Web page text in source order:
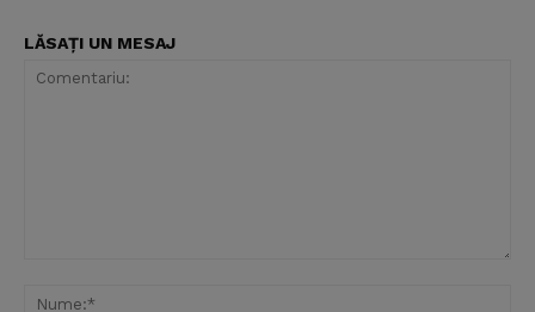
LĂSAȚI UN MESAJ